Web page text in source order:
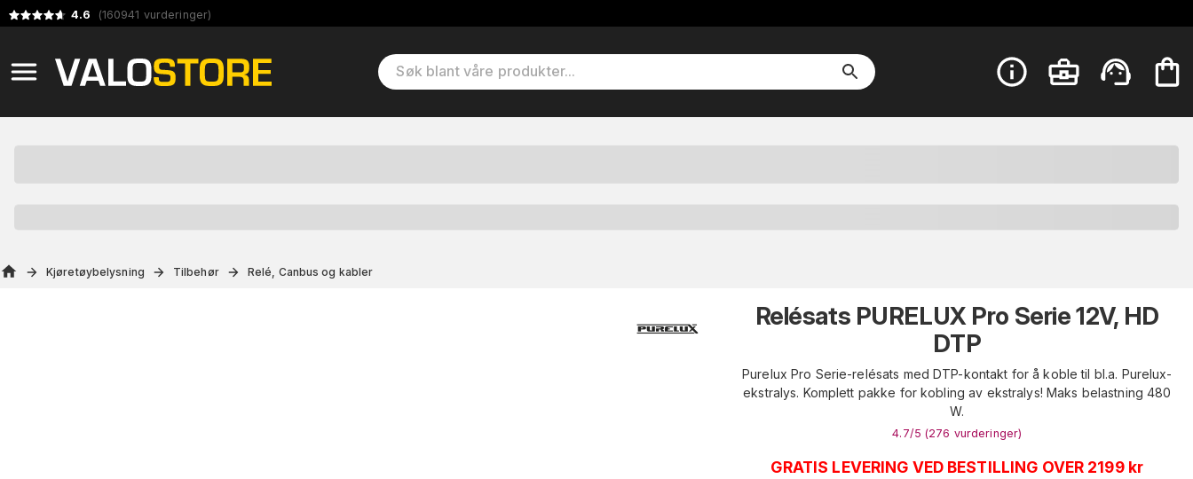
4.6 (160941 vurderinger)
Kjøretøybelysning Tilbehør Relé, Canbus og kabler
Relésats PURELUX Pro Serie 12V, HD
DTP
Purelux Pro Serie-relésats med DTP-kontakt for å koble til bl.a. Purelux-
ekstralys. Komplett pakke for kobling av ekstralys! Maks belastning 480
W.
4.7/5 (276 vurderinger)
GRATIS LEVERING VED BESTILLING OVER 2199 kr